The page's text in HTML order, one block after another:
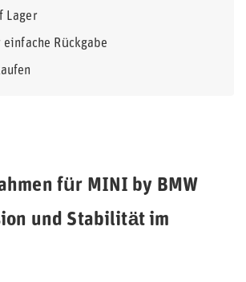
Lager
einfache Rückgabe
für MINI by BMW
und Stabilität im